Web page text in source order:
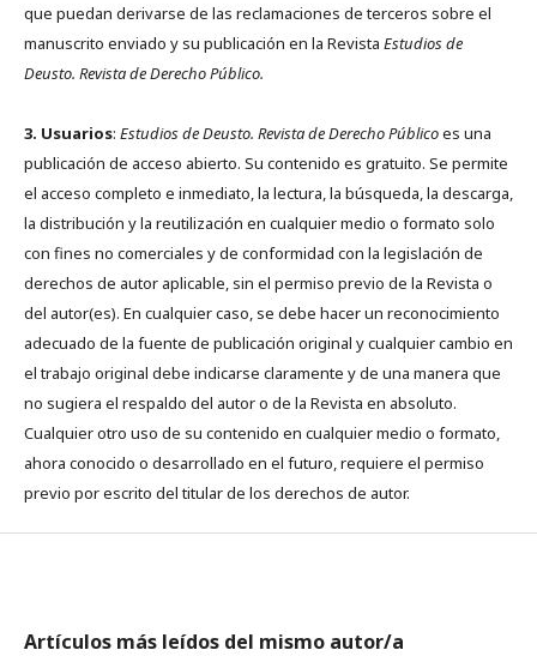
que puedan derivarse de las reclamaciones de terceros sobre el
manuscrito enviado y su publicación en la Revista Estudios de
Deusto. Revista de Derecho Público.
3. Usuarios: Estudios de Deusto. Revista de Derecho Públicoes una
publicación de acceso abierto. Su contenido es gratuito. Se permite
el acceso completo e inmediato, la lectura, la búsqueda, la descarga,
la distribución y la reutilización en cualquier medio o formato solo
con fines no comerciales y de conformidad con la legislación de
derechos de autor aplicable, sin el permiso previo de la Revista o
del autor(es). En cualquier caso, se debe hacer un reconocimiento
adecuado de la fuente de publicación original y cualquier cambio en
el trabajo original debe indicarse claramente y de una manera que
no sugiera el respaldo del autor o de la Revista en absoluto.
Cualquier otro uso de su contenido en cualquier medio o formato,
ahora conocido o desarrollado en el futuro, requiere el permiso
previo por escrito del titular de los derechos de autor.
Artículos más leídos del mismo autor/a